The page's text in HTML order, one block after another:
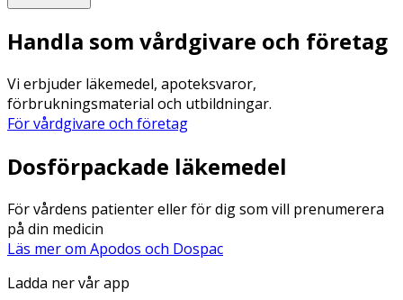
Handla som vårdgivare och företag
Vi erbjuder läkemedel, apoteksvaror,
förbrukningsmaterial och utbildningar.
För vårdgivare och företag
Dosförpackade läkemedel
För vårdens patienter eller för dig som vill prenumerera
på din medicin
Läs mer om Apodos och Dospac
Ladda ner vår app